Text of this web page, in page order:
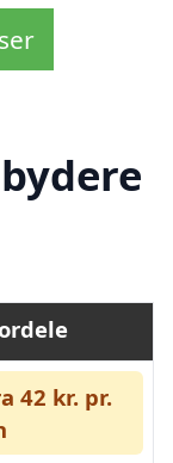
42 kr. pr.